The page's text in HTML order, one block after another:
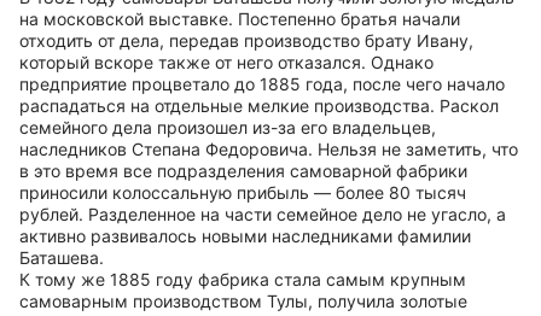
на московской выставке. Постепенно братья начали
отходить от дела, передав производство брату Ивану,
который вскоре также от него отказался. Однако
предприятие процветало до 1885 года, после чего начало
распадаться на отдельные мелкие производства. Раскол
семейного дела произошел из-за его владельцев,
наследников Степана Федоровича. Нельзя не заметить, что
в это время все подразделения самоварной фабрики
приносили колоссальную прибыль — более 80 тысяч
рублей. Разделенное на части семейное дело не угасло, а
активно развивалось новыми наследниками фамилии
Баташева.
К тому же 1885 году фабрика стала самым крупным
самоварным производством Тулы, получила золотые